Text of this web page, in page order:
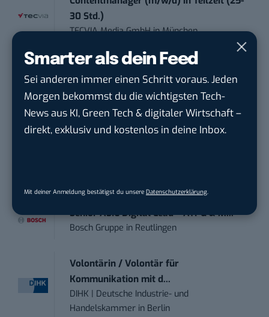
Smarter als dein Feed
Sei anderen immer einen Schritt voraus. Jeden
Morgen bekommst du die wichtigsten Tech-
News aus KI, Green Tech & digitaler Wirtschaft –
direkt, exklusiv und kostenlos in deine Inbox.
Mit deiner Anmeldung bestätigst du unsere Datenschutzerklärung
30 Std.)
TECVIA Media GmbHinMünchen
Werkstudent (m/w/d) im Bereich
Webdesign &amp...
ALFIX GmbHinGroßschirma bei Freiberg
Mitarbeiter (m/w/d) Customer
Senior ASIC Digital Lead – ATPG & M...
Bosch Gruppe in Reutlingen
Volontärin / Volontär für
Kommunikation mit d...
DIHK | Deutsche Industrie- und
Handelskammer in Berlin